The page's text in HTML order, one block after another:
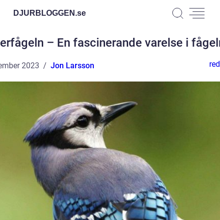
DJURBLOGGEN.se
– En fascinerande varelse i
2023 Jon Larsson